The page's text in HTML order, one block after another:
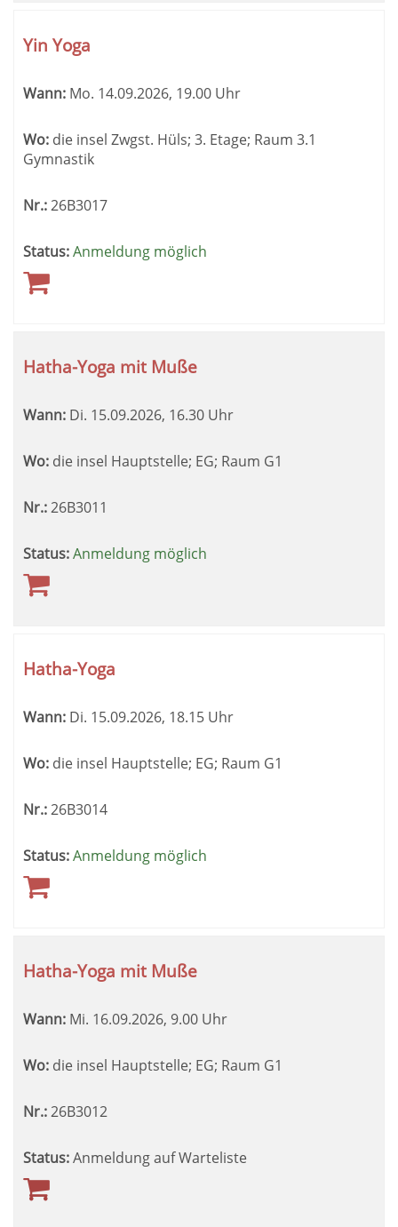
Yin Yoga
Wann: Mo. 14.09.2026, 19.00 Uhr
Wo: die insel Zwgst. Hüls; 3. Etage; Raum 3.1
Gymnastik
Nr.:26B3017
Status:Anmeldung möglich
Hatha-Yoga mit Muße
Wann: Di. 15.09.2026, 16.30 Uhr
Wo: die insel Hauptstelle; EG; Raum G1
Nr.:26B3011
Status:Anmeldung möglich
Hatha-Yoga
Wann: Di. 15.09.2026, 18.15 Uhr
Wo: die insel Hauptstelle; EG; Raum G1
Nr.:26B3014
Status:Anmeldung möglich
Hatha-Yoga mit Muße
Wann: Mi. 16.09.2026, 9.00 Uhr
Wo: die insel Hauptstelle; EG; Raum G1
Nr.:26B3012
Status:Anmeldung auf Warteliste